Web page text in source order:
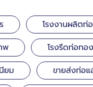
โรงงานผลิตท่
พ
โรงรีดท่อทอ
ยม
ขายส่งท่อแ